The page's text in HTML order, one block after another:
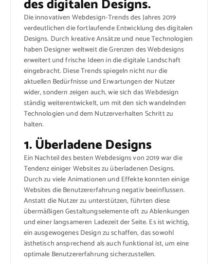
des digitalen Designs.
Die innovativen Webdesign-Trends des Jahres 2019
verdeutlichen die fortlaufende Entwicklung des digitalen
Designs. Durch kreative Ansätze und neue Technologien
haben Designer weltweit die Grenzen des Webdesigns
erweitert und frische Ideen in die digitale Landschaft
eingebracht. Diese Trends spiegeln nicht nur die
aktuellen Bedürfnisse und Erwartungen der Nutzer
wider, sondern zeigen auch, wie sich das Webdesign
ständig weiterentwickelt, um mit den sich wandelnden
Technologien und dem Nutzerverhalten Schritt zu
halten.
1. Überladene Designs
Ein Nachteil des besten Webdesigns von 2019 war die
Tendenz einiger Websites zu überladenen Designs.
Durch zu viele Animationen und Effekte konnten einige
Websites die Benutzererfahrung negativ beeinflussen.
Anstatt die Nutzer zu unterstützen, führten diese
übermäßigen Gestaltungselemente oft zu Ablenkungen
und einer langsameren Ladezeit der Seite. Es ist wichtig,
ein ausgewogenes Design zu schaffen, das sowohl
ästhetisch ansprechend als auch funktional ist, um eine
optimale Benutzererfahrung sicherzustellen.